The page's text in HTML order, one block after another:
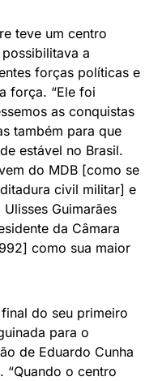
teve um centro
a
forças políticas e
força. “Ele foi
as conquistas
também para que
estável no Brasil.
do MDB [como se
civil militar] e
Guimarães
da Câmara
como sua maior
do seu primeiro
para o
de Eduardo Cunha
“Quando o centro